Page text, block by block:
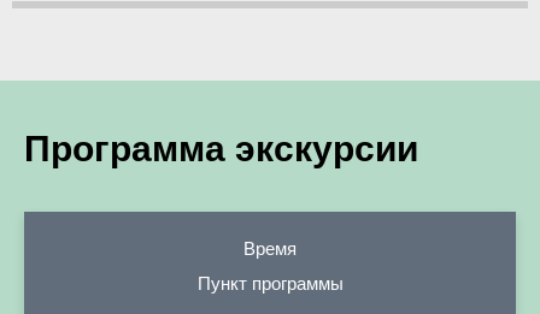
Программа экскурсии
Время
Пункт программы